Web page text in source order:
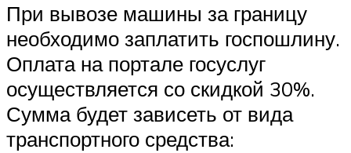
При вывозе машины за границу
необходимо заплатить госпошлину.
Оплата на портале госуслуг
осуществляется со скидкой 30%.
Сумма будет зависеть от вида
транспортного средства: